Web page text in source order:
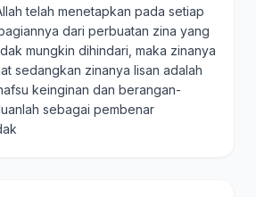
telah menetapkan pada setiap
dari perbuatan zina yang
mungkin dihindari, maka zinanya
sedangkan zinanya lisan adalah
keinginan dan berangan-
sebagai pembenar